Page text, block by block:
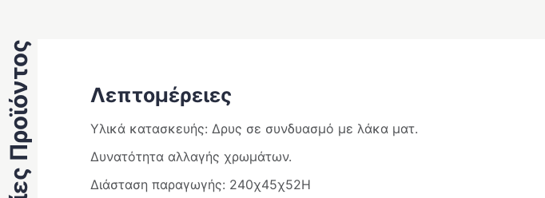
Λεπτομέρειες
Υλικά κατασκευής: Δρυς σε συνδυασμό με λάκα ματ.
Δυνατότητα αλλαγής χρωμάτων.
Διάσταση παραγωγής: 240χ45χ52Η